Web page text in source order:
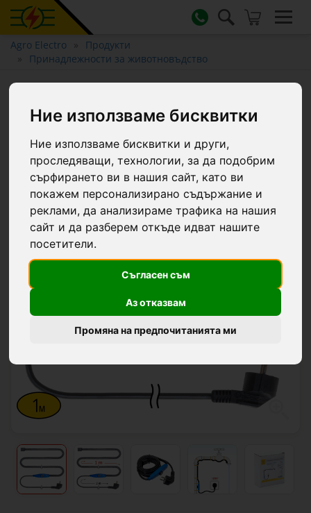
Ние използваме бисквитки
Ние използваме бисквитки и други,
проследяващи, технологии, за да подобрим
сърфирането ви в нашия сайт, като ви
покажем персонализирано съдържание и
реклами, да анализираме трафика на нашия
сайт и да разберем откъде идват нашите
посетители.
Съгласен съм
Аз отказвам
Промяна на предпочитанията ми
Agro Electro
Продукти
Принадлежности за животновъдство
термостат, 1 м